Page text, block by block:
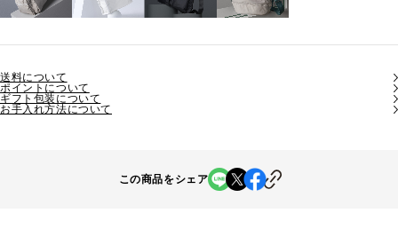
送料について
ポイントについて
ギフト包装について
お手入れ方法について
この商品をシェア